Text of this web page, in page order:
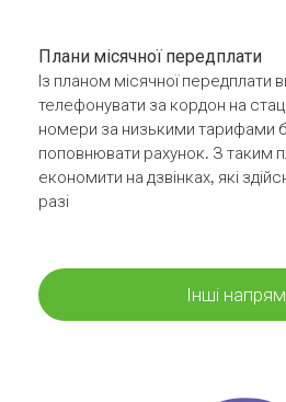
Плани місячної передплати
Із планом місячної передплати
телефонувати за кордон на
номери за низькими тарифами
поповнювати рахунок. З таким
економити на дзвінках, які
разі
Інші